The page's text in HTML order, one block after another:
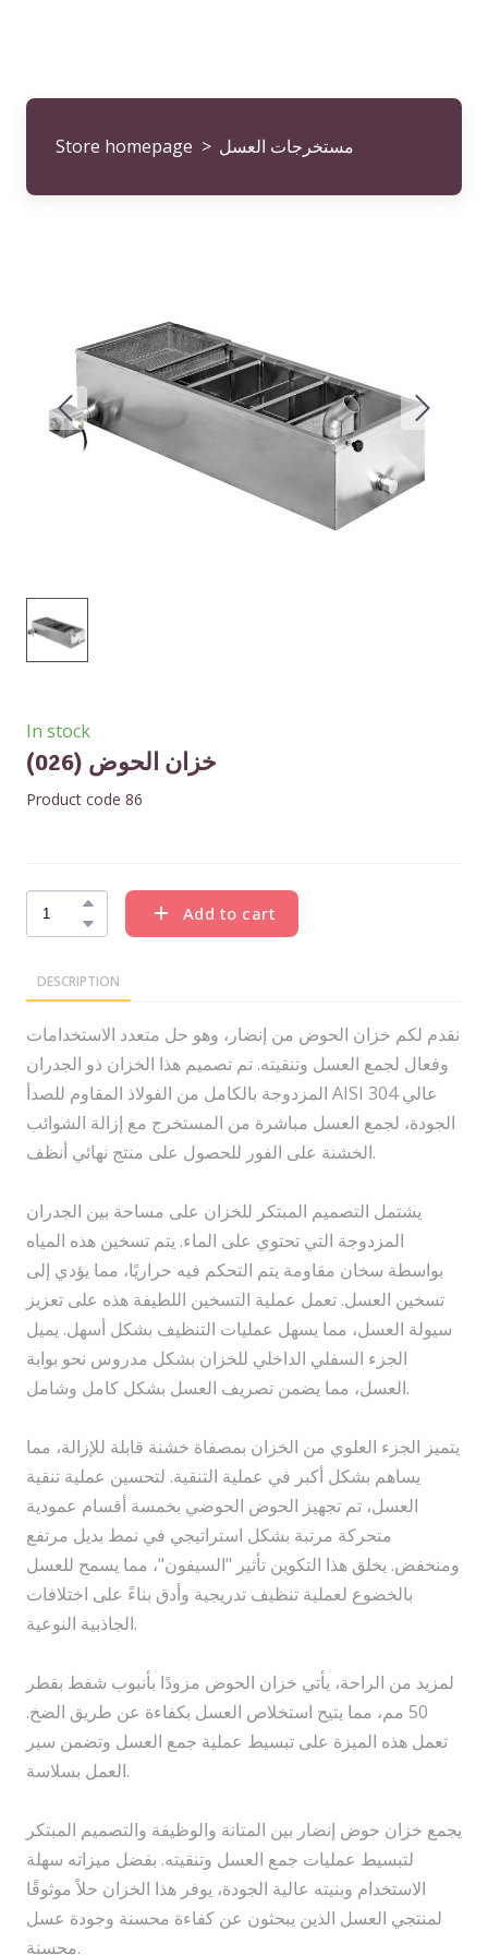
Store homepage مستخرجات العسل
In stock
خزان الحوض (026)
Product code 86
Add to cart
DESCRIPTION
نقدم لكم خزان الحوض من إنضار، وهو حل متعدد الاستخدامات
وفعال لجمع العسل وتنقيته. تم تصميم هذا الخزان ذو الجدران
المزدوجة بالكامل من الفولاذ المقاوم للصدأ AISI 304 عالي
الجودة، لجمع العسل مباشرة من المستخرج مع إزالة الشوائب
الخشنة على الفور للحصول على منتج نهائي أنظف.
يشتمل التصميم المبتكر للخزان على مساحة بين الجدران
المزدوجة التي تحتوي على الماء. يتم تسخين هذه المياه
بواسطة سخان مقاومة يتم التحكم فيه حراريًا، مما يؤدي إلى
تسخين العسل. تعمل عملية التسخين اللطيفة هذه على تعزيز
سيولة العسل، مما يسهل عمليات التنظيف بشكل أسهل. يميل
الجزء السفلي الداخلي للخزان بشكل مدروس نحو بوابة
العسل، مما يضمن تصريف العسل بشكل كامل وشامل.
يتميز الجزء العلوي من الخزان بمصفاة خشنة قابلة للإزالة، مما
يساهم بشكل أكبر في عملية التنقية. لتحسين عملية تنقية
العسل، تم تجهيز الحوض الحوضي بخمسة أقسام عمودية
متحركة مرتبة بشكل استراتيجي في نمط بديل مرتفع
ومنخفض. يخلق هذا التكوين تأثير "السيفون"، مما يسمح للعسل
بالخضوع لعملية تنظيف تدريجية وأدق بناءً على اختلافات
الجاذبية النوعية.
لمزيد من الراحة، يأتي خزان الحوض مزودًا بأنبوب شفط بقطر
50 مم، مما يتيح استخلاص العسل بكفاءة عن طريق الضخ.
تعمل هذه الميزة على تبسيط عملية جمع العسل وتضمن سير
العمل بسلاسة.
يجمع خزان حوض إنضار بين المتانة والوظيفة والتصميم المبتكر
لتبسيط عمليات جمع العسل وتنقيته. بفضل ميزاته سهلة
الاستخدام وبنيته عالية الجودة، يوفر هذا الخزان حلاً موثوقًا
لمنتجي العسل الذين يبحثون عن كفاءة محسنة وجودة عسل
محسنة.